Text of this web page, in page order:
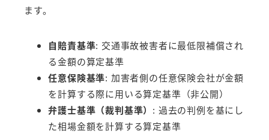
ます。
自賠責基準: 交通事故被害者に最低限補償され
る金額の算定基準
任意保険基準: 加害者側の任意保険会社が金額
を計算する際に用いる算定基準（非公開）
弁護士基準（裁判基準） : 過去の判例を基にし
た相場金額を計算する算定基準